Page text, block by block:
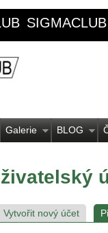
SIGMACLUB
Galerie BLOG
Vytvořit nový účet